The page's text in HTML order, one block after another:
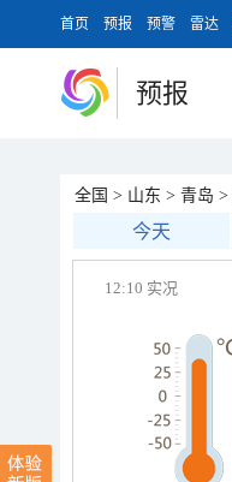
首页 预报 预警 雷达
预报
全国 > 山东 > 青岛 >
今天
12:10 实况